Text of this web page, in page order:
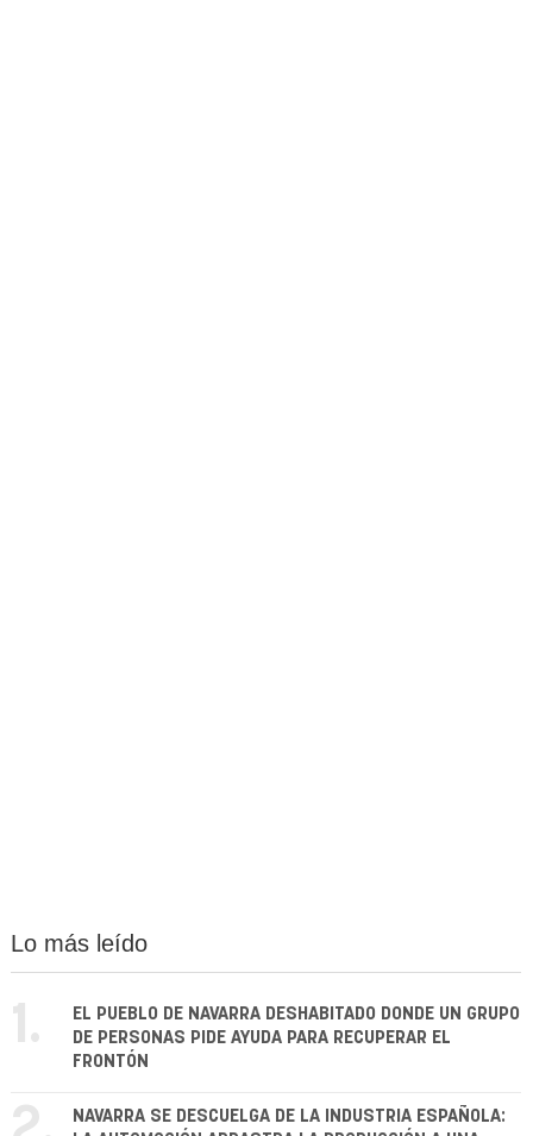
Lo más leído
1.
EL PUEBLO DE NAVARRA DESHABITADO DONDE UN GRUPO
DE PERSONAS PIDE AYUDA PARA RECUPERAR EL
FRONTÓN
NAVARRA SE DESCUELGA DE LA INDUSTRIA ESPAÑOLA: